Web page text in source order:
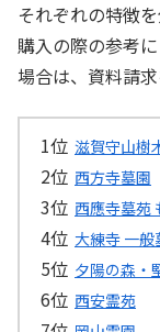
それぞれの特徴
購入の際の参考
場合は、資料請
滋賀守山樹
西方寺墓園
西應寺墓苑
大練寺 一
夕陽の森・
西安霊苑